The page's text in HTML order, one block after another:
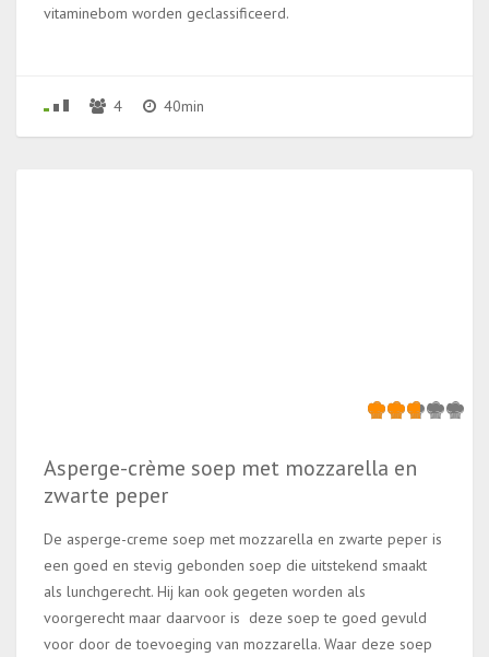
vitaminebom worden geclassificeerd.
4 40min
Asperge-crème soep met mozzarella en
zwarte peper
De asperge-creme soep met mozzarella en zwarte peper is
een goed en stevig gebonden soep die uitstekend smaakt
als lunchgerecht. Hij kan ook gegeten worden als
voorgerecht maar daarvoor is deze soep te goed gevuld
voor door de toevoeging van mozzarella. Waar deze soep